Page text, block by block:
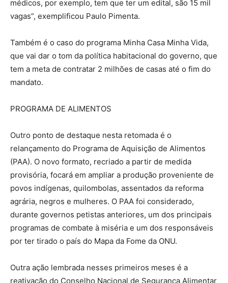
médicos, por exemplo, tem que ter um edital, são 15 mil
vagas”, exemplificou Paulo Pimenta.
Também é o caso do programa Minha Casa Minha Vida,
que vai dar o tom da política habitacional do governo, que
tem a meta de contratar 2 milhões de casas até o fim do
mandato.
PROGRAMA DE ALIMENTOS
Outro ponto de destaque nesta retomada é o
relançamento do Programa de Aquisição de Alimentos
(PAA). O novo formato, recriado a partir de medida
provisória, focará em ampliar a produção proveniente de
povos indígenas, quilombolas, assentados da reforma
agrária, negros e mulheres. O PAA foi considerado,
durante governos petistas anteriores, um dos principais
programas de combate à miséria e um dos responsáveis
por ter tirado o país do Mapa da Fome da ONU.
Outra ação lembrada nesses primeiros meses é a
reativação do Conselho Nacional de Segurança Alimentar